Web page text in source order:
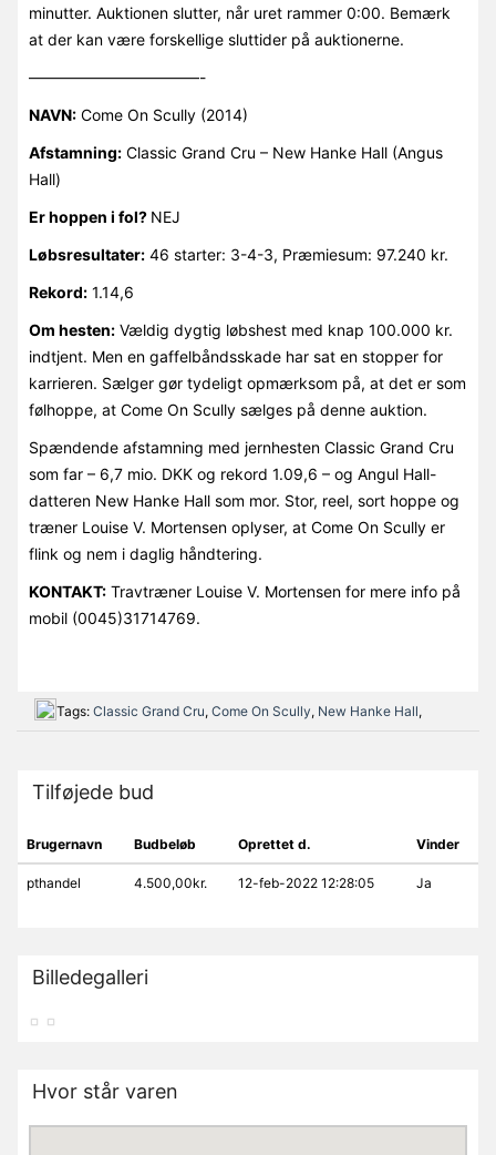
minutter. Auktionen slutter, når uret rammer 0:00. Bemærk
at der kan være forskellige sluttider på auktionerne.
———————————-
NAVN:Come On Scully (2014)
Afstamning:Classic Grand Cru – New Hanke Hall (Angus
Hall)
Er hoppen i fol? NEJ
Løbsresultater:46 starter: 3-4-3, Præmiesum: 97.240 kr.
Rekord:1.14,6
Om hesten:Vældig dygtig løbshest med knap 100.000 kr.
indtjent. Men en gaffelbåndsskade har sat en stopper for
karrieren. Sælger gør tydeligt opmærksom på, at det er som
følhoppe, at Come On Scully sælges på denne auktion.
Spændende afstamning med jernhesten Classic Grand Cru
som far – 6,7 mio. DKK og rekord 1.09,6 – og Angul Hall-
datteren New Hanke Hall som mor. Stor, reel, sort hoppe og
træner Louise V. Mortensen oplyser, at Come On Scully er
flink og nem i daglig håndtering.
KONTAKT:Travtræner Louise V. Mortensen for mere info på
mobil (0045)31714769.
Tags: Classic Grand Cru, Come On Scully, New Hanke Hall,
Tilføjede bud
Brugernavn Budbeløb Oprettet d. Vinder
pthandel 4.500,00kr. 12-feb-2022 12:28:05 Ja
Billedegalleri
Hvor står varen